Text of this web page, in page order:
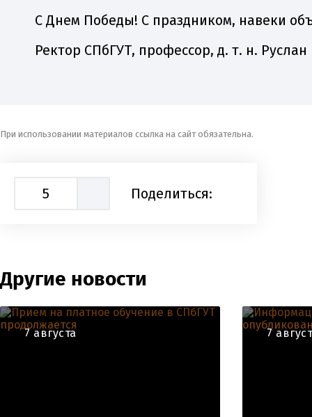
С Днем Победы! С праздником, навеки
Ректор СПбГУТ, профессор, д. т. н.
При использовании материалов ссылка на сайт обязательна.
5 Поделиться:
Другие новости
7 августа 7